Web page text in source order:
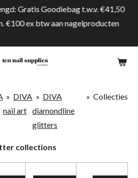
Gratis Goodiebag t.w.v. €41,50
€100 ex btw aan nagelproducten
» DIVA
nail art
» DIVA
diamondline
glitters
» Collecties
collections